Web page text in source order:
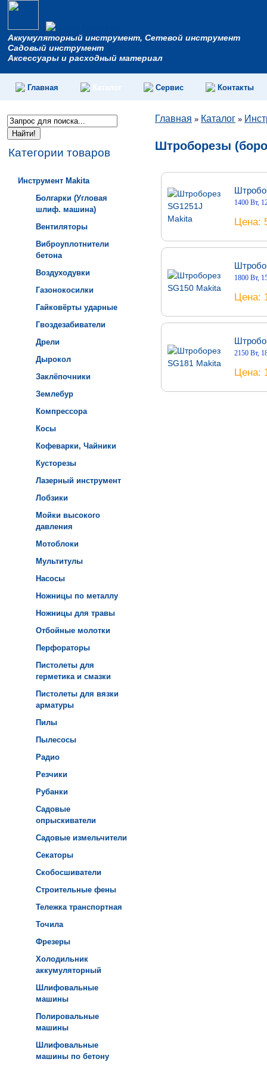
Аккумуляторный инструмент, Сетевой инструмент
Садовый инструмент
Аксессуары и расходный материал
Главная Сервис Контакты
Категории товаров
Инструмент Makita
Болгарки (Угловая
шлиф. машина)
Вентиляторы
Виброуплотнители
бетона
Воздуходувки
Газонокосилки
Гайковёрты ударные
Гвоздезабиватели
Дрели
Дырокол
Заклёпочники
Землебур
Компрессора
Косы
Кофеварки, Чайники
Кусторезы
Лазерный инструмент
Лобзики
Мойки высокого
давления
Мотоблоки
Мультитулы
Насосы
Ножницы по металлу
Ножницы для травы
Отбойные молотки
Перфораторы
Пистолеты для
герметика и смазки
Пистолеты для вязки
арматуры
Пилы
Пылесосы
Радио
Резчики
Рубанки
Садовые
опрыскиватели
Садовые измельчители
Секаторы
Скобосшиватели
Строительные фены
Тележка транспортная
Точила
Фрезеры
Холодильник
аккумуляторный
Шлифовальные
машины
Полировальные
машины
Шлифовальные
машины по бетону
Главная » Каталог »
Штроборезы
1400 Вт,
1800 Вт,
2150 Вт,